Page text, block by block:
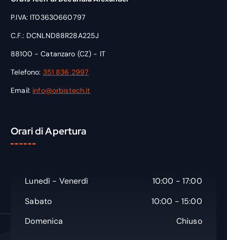
P.IVA: IT03630660797
C.F.: DCNLND88R28A225J
88100 - Catanzaro (CZ) - IT
Telefono: 351 836 2997
Email: info@orbistech.it
Orari di Apertura
Lunedì - Venerdì
10:00 - 17:00
Sabato
10:00 - 15:00
Domenica
Chiuso